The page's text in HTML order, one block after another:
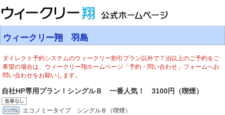
ウィークリー翔 羽島
ダイレクト予約システムのウィークリー割引プラン以外で７泊以上のご予約をご
希望の場合は、ウィークリー翔ホームページ「予約・問い合わせ」フォームへお
問い合わせをお願いします。
自社HP専用プラン！シングルＢ 一番人気！ 3100円（喫煙）
エコノミータイプ シングルＢ（喫煙）